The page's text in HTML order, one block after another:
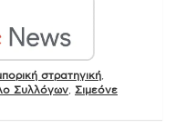
στρατηγική
Συλλόγων Σιμεόνε